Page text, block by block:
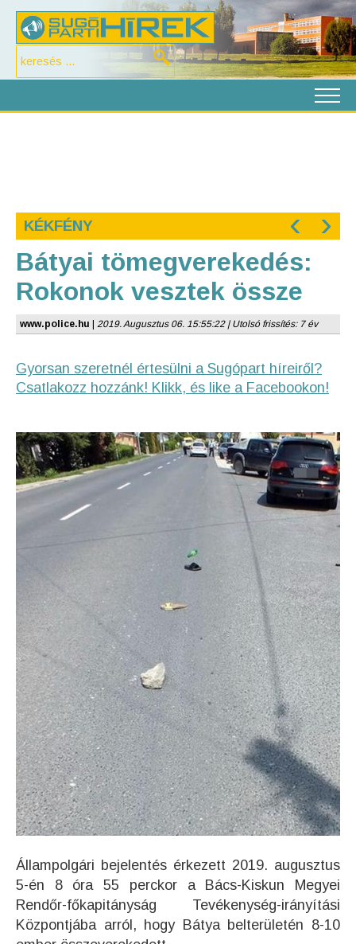
KÉKFÉNY ‹ ›
Bátyai tömegverekedés:
Rokonok vesztek össze
www.police.hu 2019. Augusztus 06. 15:55:22 | Utolsó frissítés: 7 év
Gyorsan szeretnél értesülni a Sugópart híreiről?
Csatlakozz hozzánk! Klikk, és like a Facebookon!
Állampolgári bejelentés érkezett 2019. augusztus
5-én 8 óra 55 perckor a Bács-Kiskun Megyei
Rendőr-főkapitányság Tevékenység-irányítási
Központjába arról, hogy Bátya belterületén 8-10